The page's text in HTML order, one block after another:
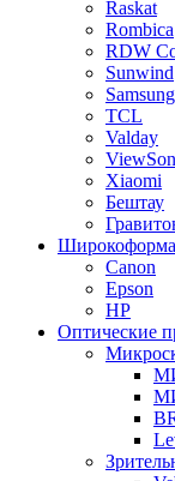
Raskat
Rombica
RDW
Sunwind
Samsung
TCL
Valday
Xiaomi
Бештау
Canon
Epson
HP
Оптические